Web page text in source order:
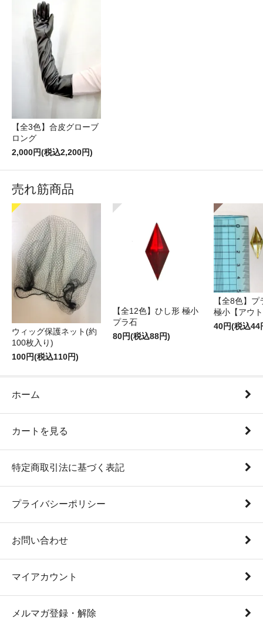
【全3色】合皮グローブ
ロング
2,000円(税込2,200円)
売れ筋商品
ウィッグ保護ネット(約
100枚入り)
100円(税込110円)
【全12色】ひし形 極小
プラ石
80円(税込88円)
【全8色】
極小【アウ
40円(税込44
ホーム
カートを見る
特定商取引法に基づく表記
プライバシーポリシー
お問い合わせ
マイアカウント
メルマガ登録・解除